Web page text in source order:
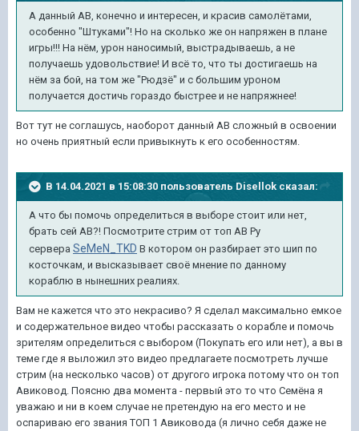
А данный АВ, конечно и интересен, и красив самолётами,
особенно "Штуками"! Но на сколько же он напряжен в плане
игры!!! На нём, урон наносимый, выстрадываешь, а не
получаешь удовольствие! И всё то, что ты достигаешь на
нём за бой, на том же "Рюдзё" и с большим уроном
получается достичь гораздо быстрее и не напряжнее!
Вот тут не соглашусь, наоборот данный АВ сложный в освоении
но очень приятный если привыкнуть к его особенностям.
В 14.04.2021 в 15:08:30 пользователь Disellok сказал:
А что бы помочь определиться в выборе стоит или нет,
брать сей АВ?! Посмотрите стрим от топ АВ Ру
сервера SeMeN_TKD В котором он разбирает это шип по
косточкам, и высказывает своё мнение по данному
кораблю в нынешних реалиях.
Вам не кажется что это некрасиво? Я сделал максимально емкое
и содержательное видео чтобы рассказать о корабле и помочь
зрителям определиться с выбором (Покупать его или нет), а вы в
теме где я выложил это видео предлагаете посмотреть лучше
стрим (на несколько часов) от другого игрока потому что он топ
Авиковод. Поясню два момента - первый это то что Семёна я
уважаю и ни в коем случае не претендую на его место и не
оспариваю его звания ТОП 1 Авиковода (я лично себя даже не